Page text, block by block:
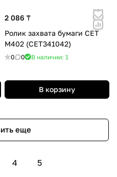
2 086 ₸
Ролик захвата бумаги CET
M402 (CET341042)
0 0 В наличии: 1
В корзину
еще
4 5